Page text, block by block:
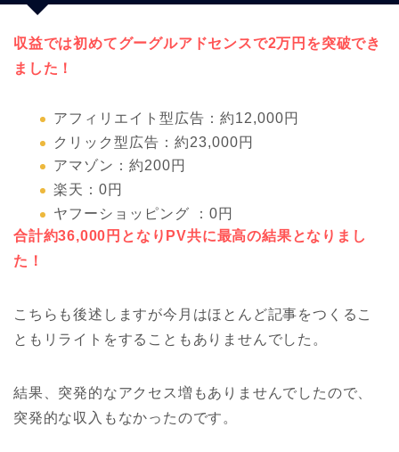
収益では初めてグーグルアドセンスで2万円を突破でき
ました！
アフィリエイト型広告：約12,000円
クリック型広告：約23,000円
アマゾン：約200円
楽天：0円
ヤフーショッピング ：0円
合計約36,000円となりPV共に最高の結果となりまし
た！
こちらも後述しますが今月はほとんど記事をつくるこ
ともリライトをすることもありませんでした。
結果、突発的なアクセス増もありませんでしたので、
突発的な収入もなかったのです。